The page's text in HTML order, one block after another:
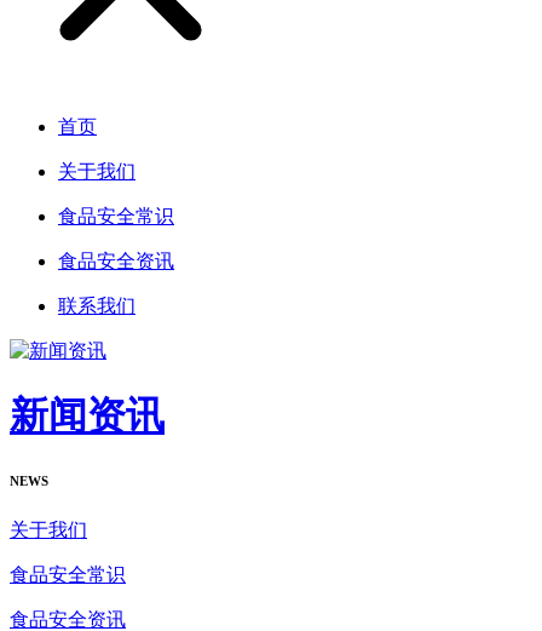
首页
关于我们
食品安全常识
食品安全资讯
联系我们
新闻资讯
NEWS
关于我们
食品安全常识
食品安全资讯